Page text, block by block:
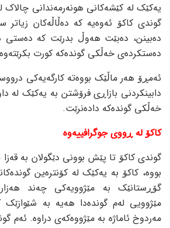
یەکێک لە کێشەکانی هونەرمەندانی چالاک
گوندی کاکۆ ئەوەیە کە دەڵاڵەکان زیاتر
دەبینن، دەبێت هەوڵ بدرێت کە دەستی
دەستکردەی خەڵکی گوندەکە کورت
ئەمڕۆ هەر ماڵێک بووەتە کارگەیەکی
دابینکردنی بازاڕی فرۆشتن بە یەکێک لە
خەڵکی گوندەکە دادەنرێت.
کاکۆ لە ڕووی جوگرافییەوە
گوندی کاکۆ تا پێش بوونی دێگولان بە
بووە، کاکۆ بە یەکێک لە کۆنترەین
گۆڕستانێک بە مێژوویەکی چەند
مێژوویی لەم گوندەدا هەیە بە شێوازێک